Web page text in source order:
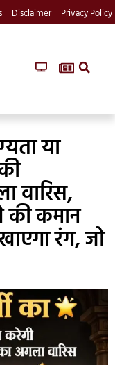
Disclaimer Privacy Policy
या
वारिस,
कमान
रंग, जो